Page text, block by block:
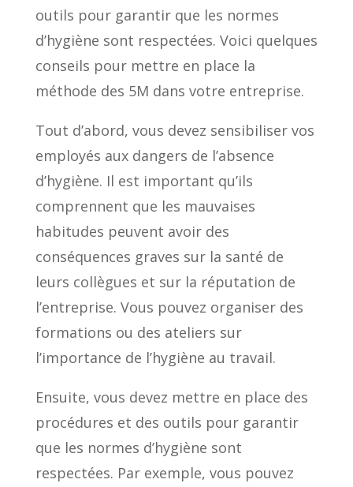
outils pour garantir que les normes
d’hygiène sont respectées. Voici quelques
conseils pour mettre en place la
méthode des 5M dans votre entreprise.
Tout d’abord, vous devez sensibiliser vos
employés aux dangers de l’absence
d’hygiène. Il est important qu’ils
comprennent que les mauvaises
habitudes peuvent avoir des
conséquences graves sur la santé de
leurs collègues et sur la réputation de
l’entreprise. Vous pouvez organiser des
formations ou des ateliers sur
l’importance de l’hygiène au travail.
Ensuite, vous devez mettre en place des
procédures et des outils pour garantir
que les normes d’hygiène sont
respectées. Par exemple, vous pouvez